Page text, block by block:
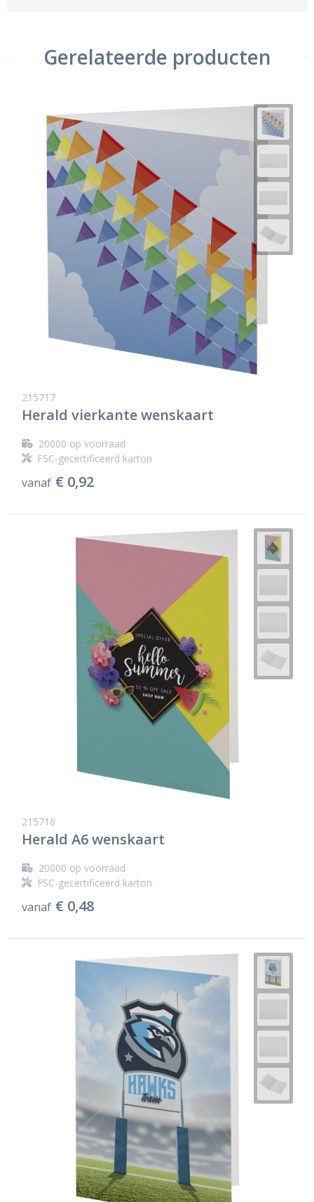
Gerelateerde producten
215717
Herald vierkante wenskaart
20000 op voorraad
FSC-gecertificeerd karton
vanaf € 0,92
215716
Herald A6 wenskaart
20000 op voorraad
FSC-gecertificeerd karton
vanaf € 0,48